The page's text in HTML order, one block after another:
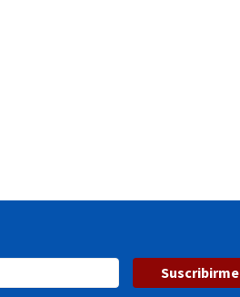
Suscribirme